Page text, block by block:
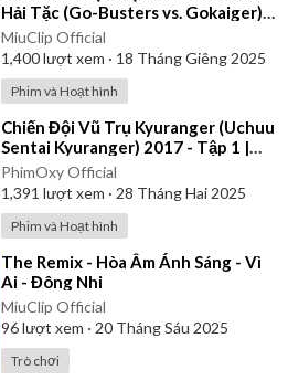
Hải Tặc (Go-Busters vs. Gokaiger) |
Vietsub
MiuClip Official
1,400lượt xem · 18 Tháng Giêng 2025
Phim và Hoạt hình
⁣Chiến Đội Vũ Trụ Kyuranger (Uchuu
Sentai Kyuranger) 2017 - Tập 1 |
Thuyết Minh
PhimOxy Official
1,391 lượt xem · 28 Tháng Hai 2025
Phim và Hoạt hình
⁣The Remix - Hòa Âm Ánh Sáng - Vì
Ai - Đông Nhi
MiuClip Official
96lượt xem · 20 Tháng Sáu 2025
Trò chơi